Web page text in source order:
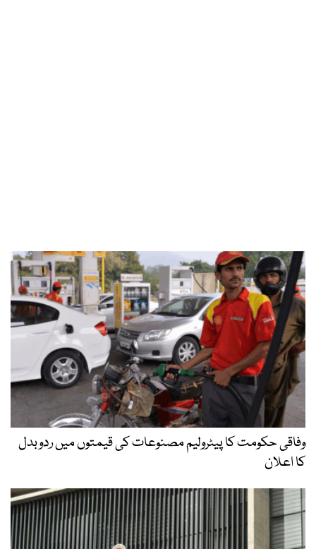
وفاقی حکومت کا پیٹرولیم مصنوعات کی قیمتوں میں ردوبدل
کا اعلان